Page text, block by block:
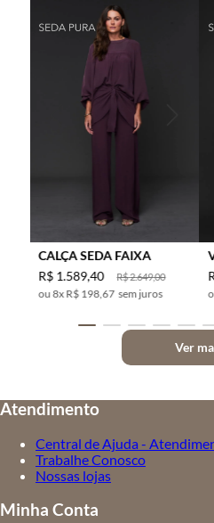
CALÇA SEDA FAIXA
R$2.649,00
R$ 1.589,40
8x R$ 198,67 sem juros
Ver
Atendimento
Central de Ajuda -
Trabalhe Conosco
Nossas lojas
Minha Conta